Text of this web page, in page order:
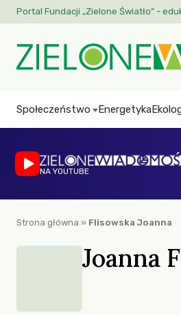
Portal Fundacji „Zielone Światło” -
Społeczeństwo Energetyka
NA YOUTUBE
Strona główna » Flisowska Joanna
Joanna